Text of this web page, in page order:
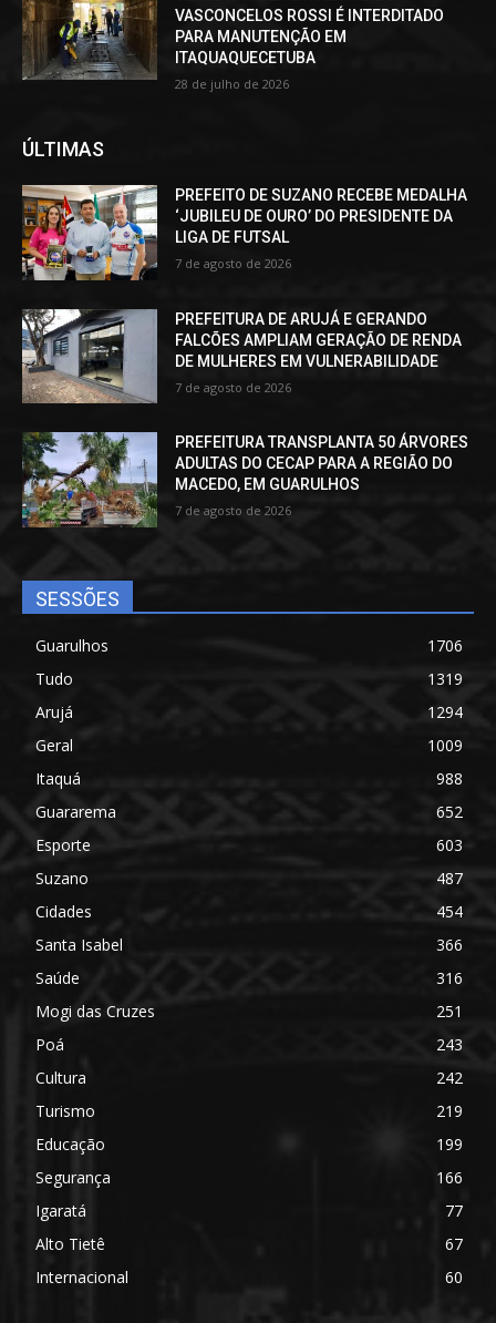
VASCONCELOS ROSSI É INTERDITADO
PARA MANUTENÇÃO EM
ITAQUAQUECETUBA
28 de julho de 2026
ÚLTIMAS
PREFEITO DE SUZANO RECEBE MEDALHA
‘JUBILEU DE OURO’ DO PRESIDENTE DA
LIGA DE FUTSAL
7 de agosto de 2026
PREFEITURA DE ARUJÁ E GERANDO
FALCÕES AMPLIAM GERAÇÃO DE RENDA
DE MULHERES EM VULNERABILIDADE
7 de agosto de 2026
PREFEITURA TRANSPLANTA 50 ÁRVORES
ADULTAS DO CECAP PARA A REGIÃO DO
MACEDO, EM GUARULHOS
7 de agosto de 2026
SESSÕES
Guarulhos
1706
Tudo
1319
Arujá
1294
Geral
1009
Itaquá
988
Guararema
652
Esporte
603
Suzano
487
Cidades
454
Santa Isabel
366
Saúde
316
Mogi das Cruzes
251
Poá
243
Cultura
242
Turismo
219
Educação
199
Segurança
166
Igaratá
77
Alto Tietê
67
Internacional
60